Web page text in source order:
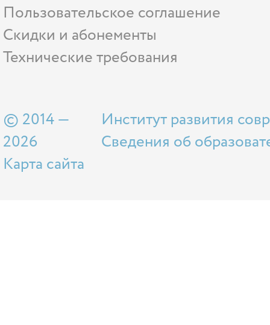
Пользовательское соглашение
Скидки и абонементы
Технические требования
© 2014 —
2026
Карта сайта
Институт развития
Сведения об